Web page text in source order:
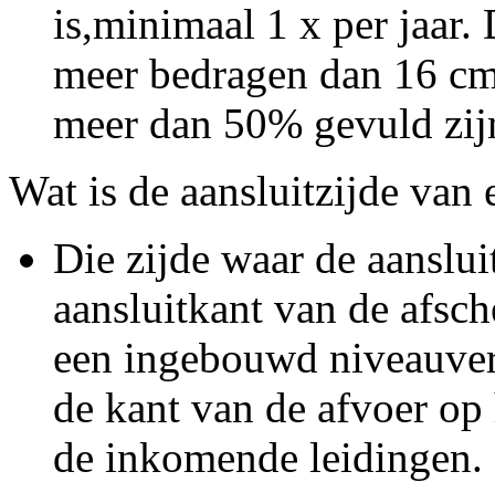
is,minimaal 1 x per jaar.
meer bedragen dan 16
meer dan 50% gevuld
Wat is de aansluitzijde van
Die zijde waar de
aansluitkant van de
een ingebouwd
de kant van de afvoer
de inkomende leidingen.